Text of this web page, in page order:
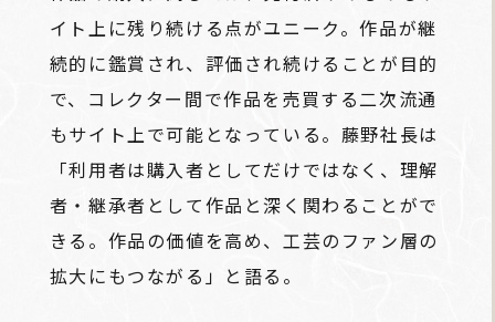
イト上に残り続ける点がユニーク。作品が継
続的に鑑賞され、評価され続けることが目的
で、コレクター間で作品を売買する二次流通
もサイト上で可能となっている。藤野社長は
「利用者は購入者としてだけではなく、理解
者・継承者として作品と深く関わることがで
きる。作品の価値を高め、工芸のファン層の
拡大にもつながる」と語る。